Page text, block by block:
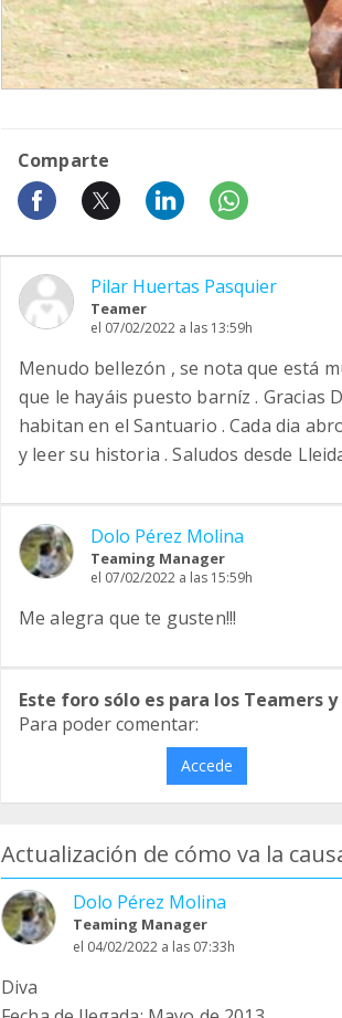
Comparte
Pilar Huertas Pasquier
Teamer
el 07/02/2022 a las 13:59h
Menudo bellezón , se nota que está
que le hayáis puesto barníz .
habitan en el Santuario . Cada dia
y leer su historia . Saludos desde
Dolo Pérez Molina
Teaming Manager
el 07/02/2022 a las 15:59h
Me alegra que te gusten!!!
Este foro sólo es para los Teamers
Para poder comentar:
Accede
Actualización de cómo va la
Dolo Pérez Molina
Teaming Manager
el 04/02/2022 a las 07:33h
Diva